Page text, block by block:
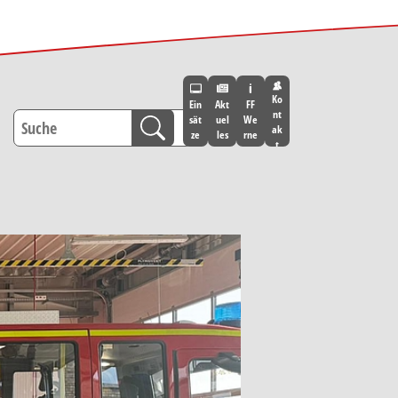
Ein
sät
ze
Akt
uel
les
FF
We
rne
Ko
nt
ak
t